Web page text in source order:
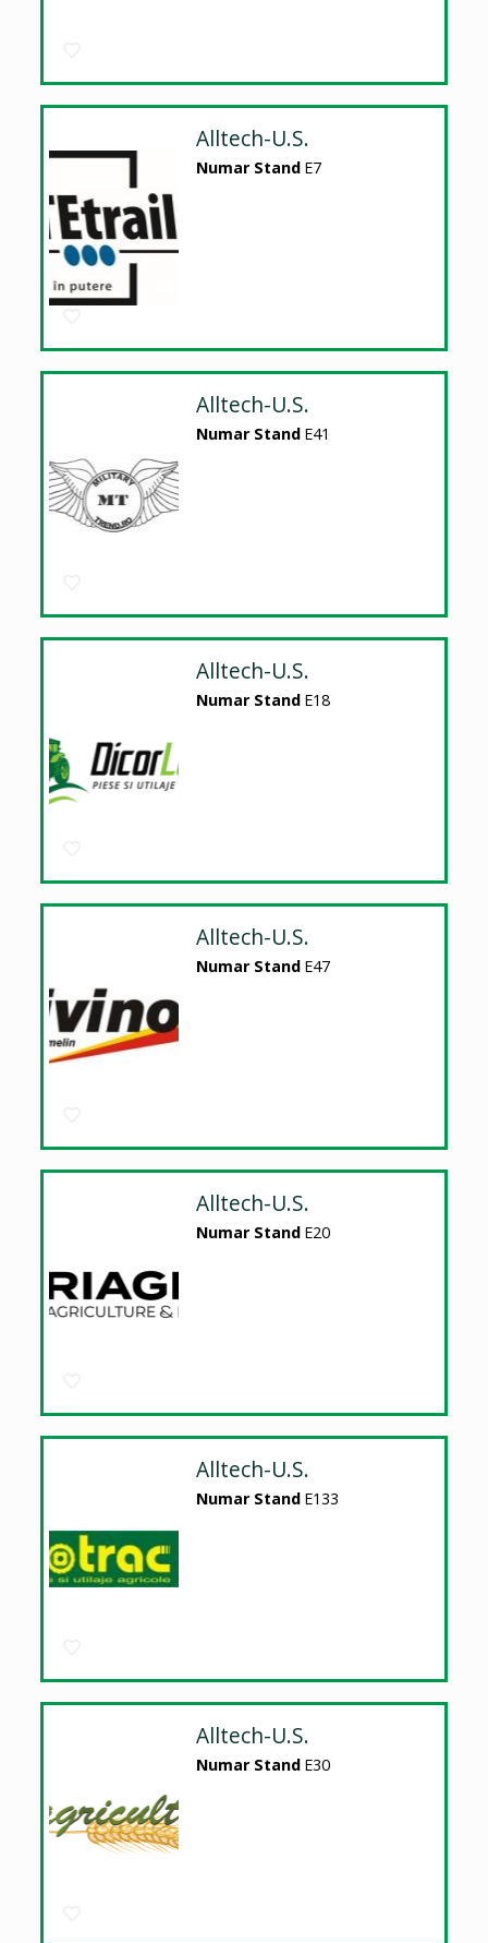
Alltech-U.S.
Numar Stand E7
Alltech-U.S.
Numar Stand E41
Alltech-U.S.
Numar Stand E18
Alltech-U.S.
Numar Stand E47
Alltech-U.S.
Numar Stand E20
Alltech-U.S.
Numar Stand E133
Alltech-U.S.
Numar Stand E30